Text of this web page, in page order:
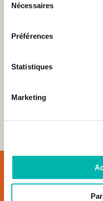
Nécessaires
Préférences
Statistiques
Marketing